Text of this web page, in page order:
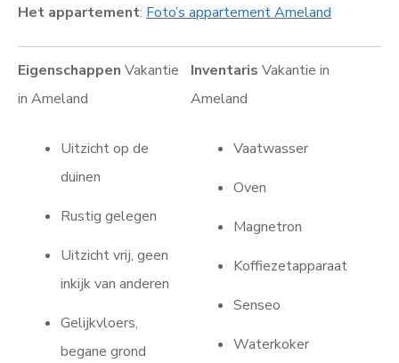
Het appartement: Foto’s appartement Ameland
Eigenschappen Vakantie
in Ameland
Uitzicht op de
duinen
Rustig gelegen
Uitzicht vrij, geen
inkijk van anderen
Gelijkvloers,
begane grond
Inventaris Vakantie in
Ameland
Vaatwasser
Oven
Magnetron
Koffiezetapparaat
Senseo
Waterkoker